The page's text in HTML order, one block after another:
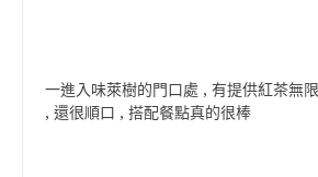
一進入味萊樹的門口處 , 有提供紅茶無
, 還很順口 , 搭配餐點真的很棒